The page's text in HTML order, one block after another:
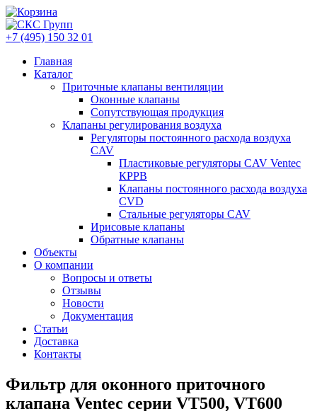
+7 (495) 150 32 01
Главная
Каталог
Приточные клапаны вентиляции
Оконные клапаны
Сопутствующая продукция
Клапаны регулирования воздуха
Регуляторы постоянного расхода воздуха
CAV
Пластиковые регуляторы CAV Ventec
КРРВ
Клапаны постоянного расхода воздуха
CVD
Стальные регуляторы CAV
Ирисовые клапаны
Обратные клапаны
Объекты
О компании
Вопросы и ответы
Отзывы
Новости
Документация
Статьи
Доставка
Контакты
Фильтр для оконного приточного
клапана Ventec серии VT500, VT600